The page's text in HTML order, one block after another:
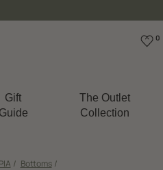
0
Gift
Guide
The Outlet
Collection
/ Bottoms /